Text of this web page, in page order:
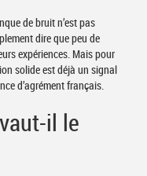
de bruit n’est pas
dire que peu de
expériences. Mais pour
solide est déjà un signal
d’agrément français.
il le